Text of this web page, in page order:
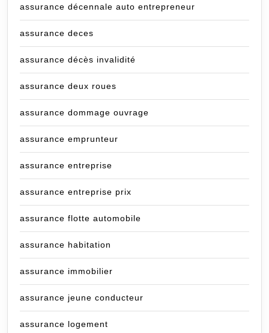
assurance décennale auto entrepreneur
assurance deces
assurance décès invalidité
assurance deux roues
assurance dommage ouvrage
assurance emprunteur
assurance entreprise
assurance entreprise prix
assurance flotte automobile
assurance habitation
assurance immobilier
assurance jeune conducteur
assurance logement